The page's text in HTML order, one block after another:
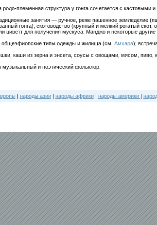
родо-племенная структура у гонга сочетается с кастовыми
занятия — ручное, реже пашенное земледелие
гонга), скотоводство (крупный и мелкий рогатый
циветт для получения мускуса. Манджо и некоторые
общеэфиопские типы одежды и жилища (см. Амхара);
каши из зерна и энсета, соусы с овощами, мясом, пиво,
музыкальный и поэтический фольклор.
| народы азии| народы африки| народы америки |